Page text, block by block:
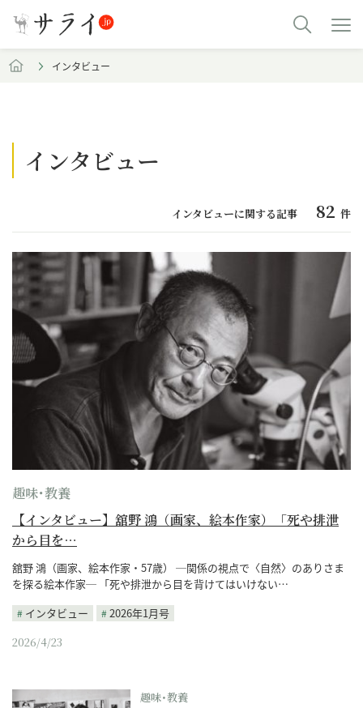
インタビュー
インタビュー
インタビューに関する記事 82 件
趣味･教養
【インタビュー】舘野 鴻（画家、絵本作家）「死や排泄
から目を…
舘野 鴻（画家、絵本作家・57歳） ─関係の視点で〈自然〉のありさま
を探る絵本作家─ 「死や排泄から目を背けてはいけない…
インタビュー
2026年1月号
2026/4/23
趣味･教養